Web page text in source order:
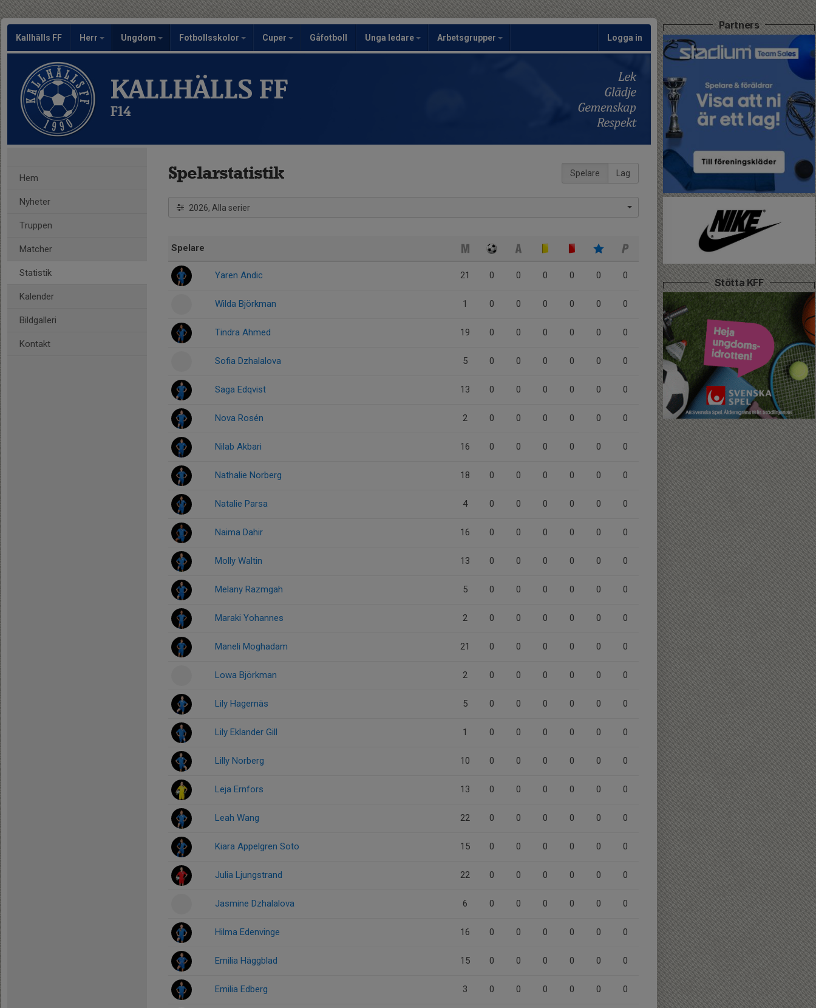
Kallhälls FF Herr Ungdom Fotbollsskolor Cuper Gåfotboll Unga ledare Arbetsgrupper Logga in
KALLHÄLLS FF
F14
Hem
Nyheter
Truppen
Matcher
Statistik
Kalender
Bildgalleri
Kontakt
Spelare Lag
Spelarstatistik
2026, Alla serier
Spelare
Yaren Andic 21 0 0 0 0 0 0
Wilda Björkman 1 0 0 0 0 0 0
Tindra Ahmed 19 0 0 0 0 0 0
Sofia Dzhalalova 5 0 0 0 0 0 0
Saga Edqvist 13 0 0 0 0 0 0
Nova Rosén 2 0 0 0 0 0 0
Nilab Akbari 16 0 0 0 0 0 0
Nathalie Norberg 18 0 0 0 0 0 0
Natalie Parsa 4 0 0 0 0 0 0
Naima Dahir 16 0 0 0 0 0 0
Molly Waltin 13 0 0 0 0 0 0
Melany Razmgah 5 0 0 0 0 0 0
Maraki Yohannes 2 0 0 0 0 0 0
Maneli Moghadam 21 0 0 0 0 0 0
Lowa Björkman 2 0 0 0 0 0 0
Lily Hagernäs 5 0 0 0 0 0 0
Lily Eklander Gill 1 0 0 0 0 0 0
Lilly Norberg 10 0 0 0 0 0 0
Leja Ernfors 13 0 0 0 0 0 0
Leah Wang 22 0 0 0 0 0 0
Kiara Appelgren Soto 15 0 0 0 0 0 0
Julia Ljungstrand 22 0 0 0 0 0 0
Jasmine Dzhalalova 6 0 0 0 0 0 0
Hilma Edenvinge 16 0 0 0 0 0 0
Emilia Häggblad 15 0 0 0 0 0 0
Emilia Edberg 3 0 0 0 0 0 0
Partners
Stötta KFF